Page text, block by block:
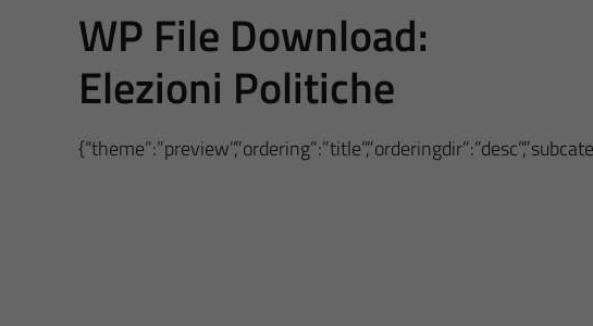
WP File Download:
Elezioni Politiche